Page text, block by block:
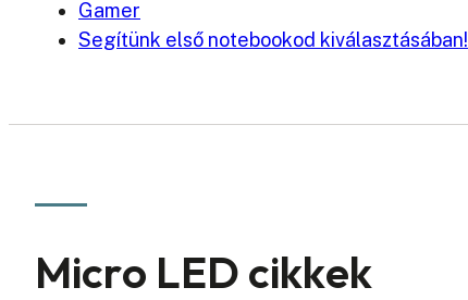
Gamer
Segítünk első notebookod kiválasztásában!
Micro LED cikkek